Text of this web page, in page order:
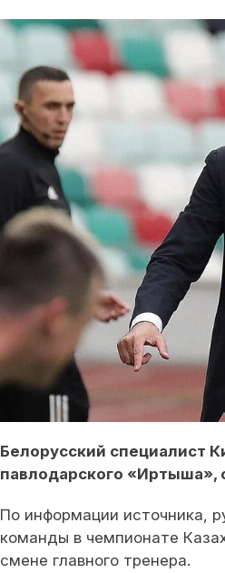
Белорусский специалист
павлодарского «Иртыша»,
По информации источника,
команды в чемпионате
смене главного тренера.